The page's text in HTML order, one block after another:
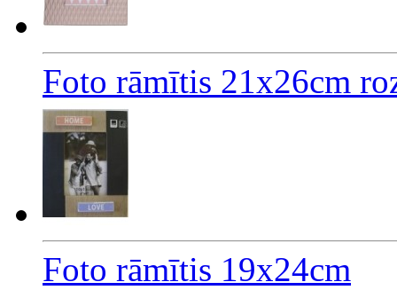
Foto rāmītis 21x26cm
Foto rāmītis 19x24cm